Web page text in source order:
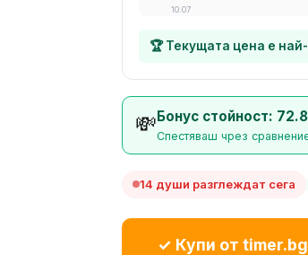
10.07
🏆 Текущата цена е
💸Бонус стойност:
Спестяваш чрез
14 души разглеждат сега
✓ Купи от